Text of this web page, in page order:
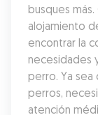
busques
alojamiento
encontrar la
necesidades
perro. Ya
perros,
atención